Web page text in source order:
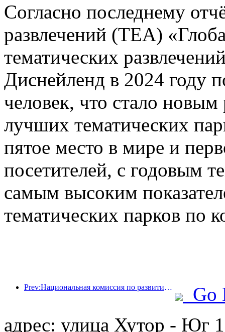
Согласно последнему
развлечений (TEA)
тематических
Диснейленд в 2024 году
человек, что стало
лучших тематических
пятое место в мире и
посетителей, с годовым
самым высоким
тематических парков по
Prev:Национальная комиссия по развитию и реформам опубликовала первую партию из 49 высококачественных мест для занятий спортом на открытом воздухе.
Go
адрес: улица Хутор - Юг